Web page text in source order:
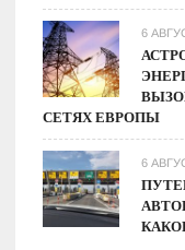
6
СЕТЯХ ЕВРОПЫ
6